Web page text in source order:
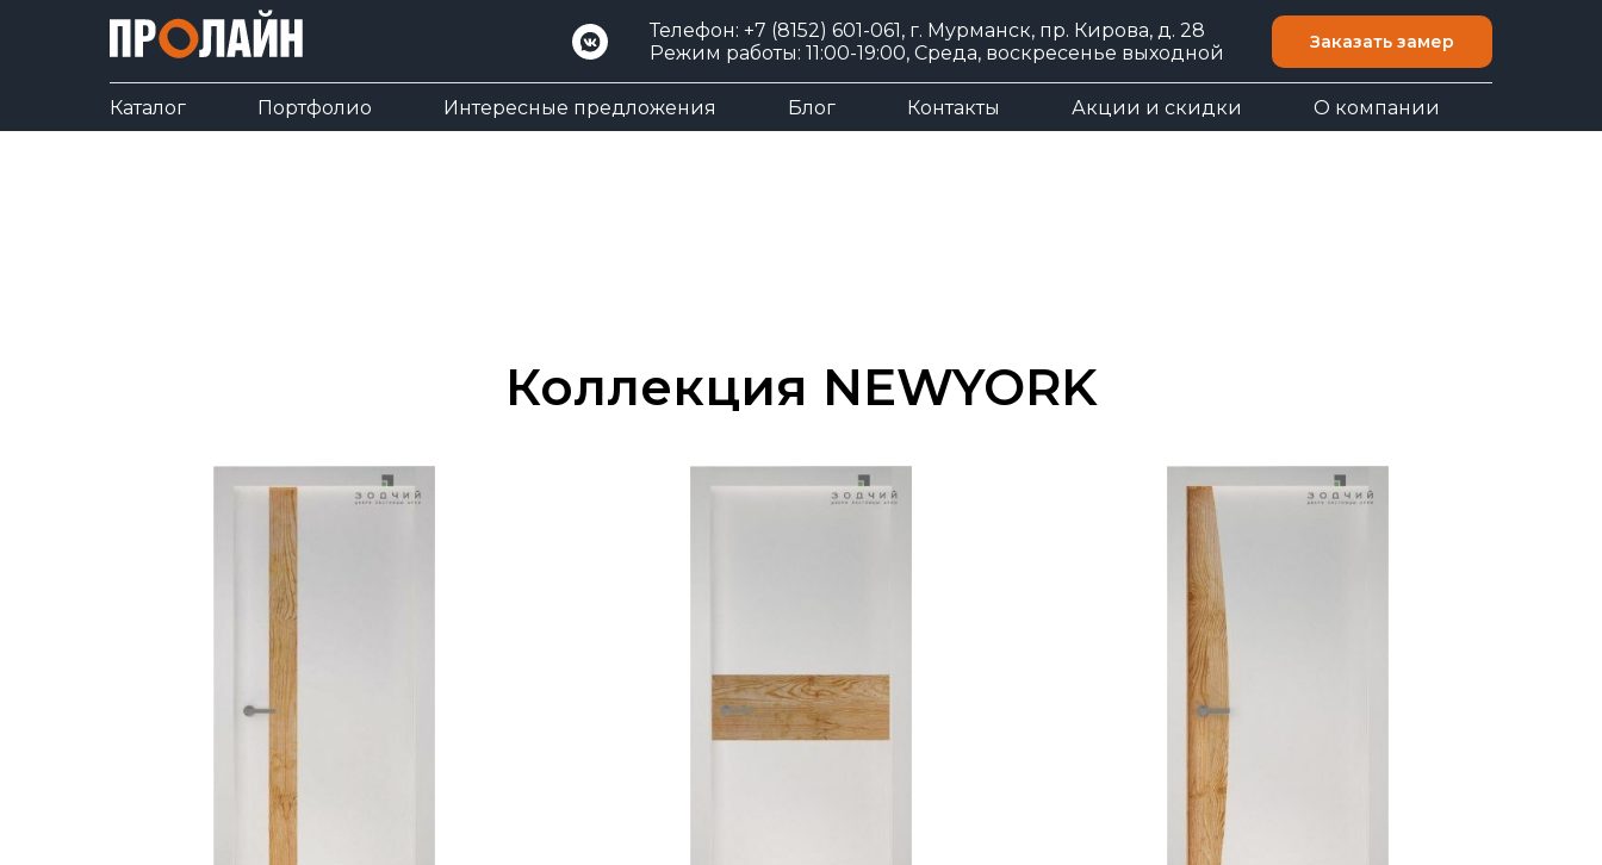
Телефон: +7 (8152) 601-061, г. Мурманск, пр. Кирова, д. 28
Режим работы: 11:00-19:00, Среда, воскресенье выходной
Заказать замер
Каталог Портфолио Интересные предложения Блог Контакты Акции и скидки О компании
Коллекция NEWYORK